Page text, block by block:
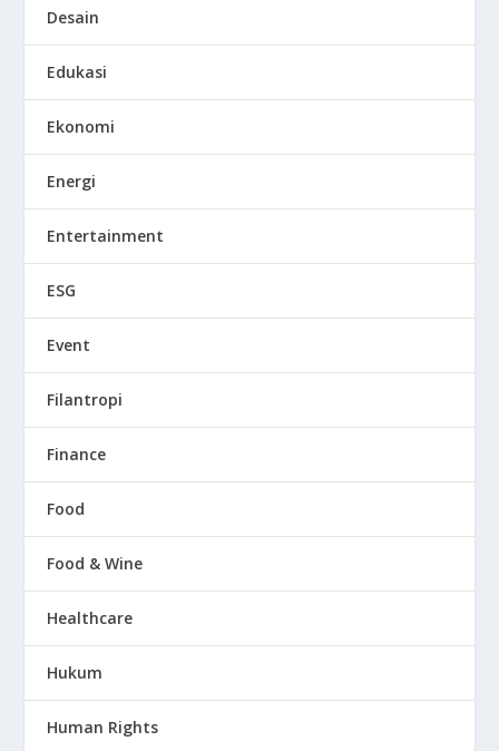
Desain
Edukasi
Ekonomi
Energi
Entertainment
ESG
Event
Filantropi
Finance
Food
Food & Wine
Healthcare
Hukum
Human Rights